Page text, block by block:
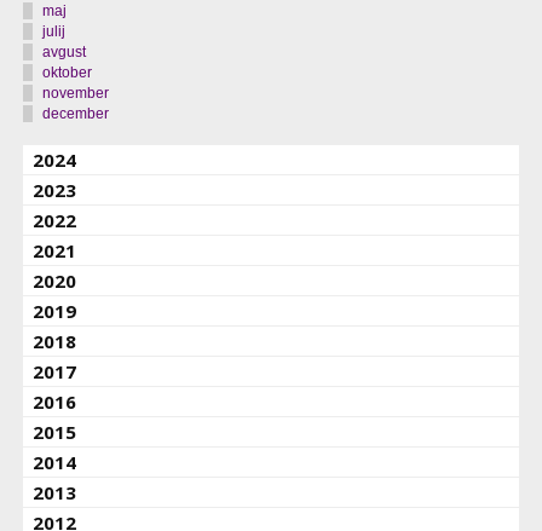
maj
julij
avgust
oktober
november
december
2024
2023
2022
2021
2020
2019
2018
2017
2016
2015
2014
2013
2012